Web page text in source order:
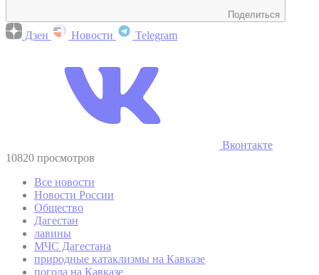
Поделиться
Дзен Новости Telegram
Вконтакте
10820 просмотров
Все новости
Новости России
Общество
Дагестан
лавины
МЧС Дагестана
природные катаклизмы на Кавказе
погода на Кавказе